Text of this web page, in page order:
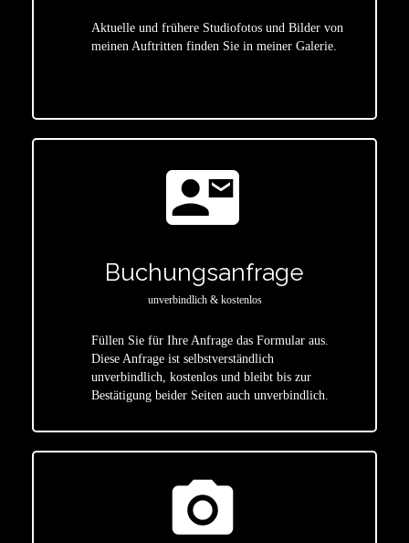
Aktuelle und frühere Studiofotos und Bilder von
meinen Auftritten finden Sie in meiner Galerie.
contact_mail
Buchungsanfrage
unverbindlich & kostenlos
Füllen Sie für Ihre Anfrage das Formular aus.
Diese Anfrage ist selbstverständlich
unverbindlich, kostenlos und bleibt bis zur
Bestätigung beider Seiten auch unverbindlich.
photo_camera